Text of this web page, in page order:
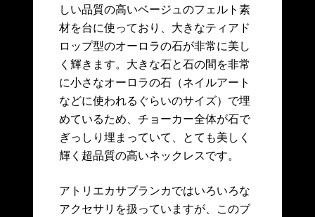
しい品質の高いベージュのフェルト素
材を台に使っており、大きなティアド
ロップ型のオーロラの石が非常に美し
く輝きます。大きな石と石の間を非常
に小さなオーロラの石（ネイルアート
などに使われるぐらいのサイズ）で埋
めているため、チョーカー全体が石で
ぎっしり埋まっていて、とても美しく
輝く超品質の高いネックレスです。
アトリエカサブランカではいろいろな
アクセサリを扱っていますが、このブ